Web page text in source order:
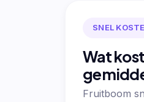
SNEL
Wat
Fruitboom